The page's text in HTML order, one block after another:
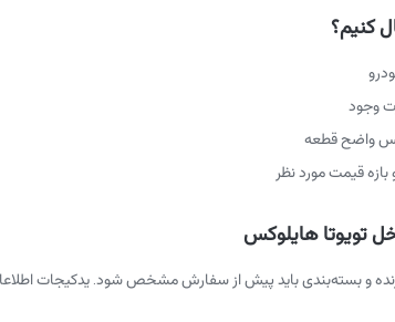
کنیم؟
وجود
واضح قطعه
قیمت مورد نظر
تویوتا هایلوکس
و بسته‌بندی باید پیش از سفارش مشخص شود. یدکیجات اطلاعات